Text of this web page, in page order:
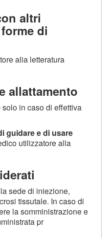
altri
di
alia letteratura
allattamento
in caso di effettiva
guidare e di usare
utilizzatore alla
sede di iniezione,
tissutale. In caso di
la somministrazione e
pr